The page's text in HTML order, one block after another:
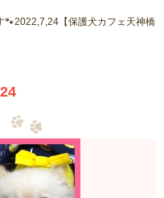
🐾2022,7,24【保護犬カフェ天神橋